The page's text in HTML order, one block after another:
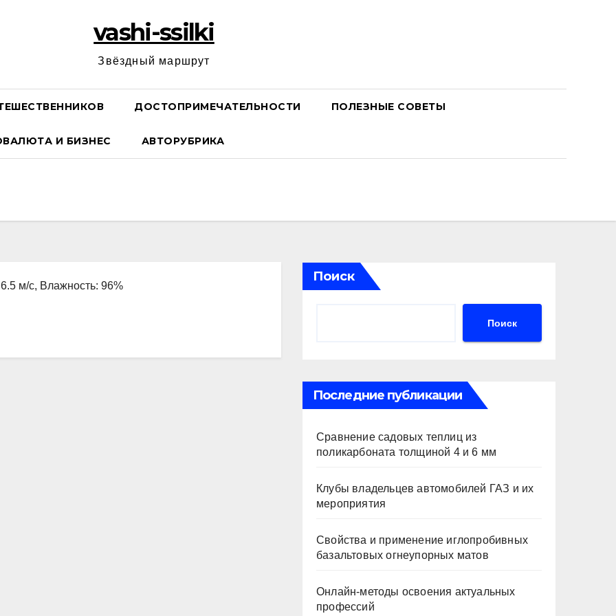
vashi-ssilki
Звёздный маршрут
ДОСТОПРИМЕЧАТЕЛЬНОСТИ ПОЛЕЗНЫЕ СОВЕТЫ
И БИЗНЕС АВТОРУБРИКА
м/с, Влажность: 96%
Поиск
Поиск
Последние публикации
Сравнение садовых теплиц из
поликарбоната толщиной 4 и 6 мм
Клубы владельцев автомобилей ГАЗ и их
мероприятия
Свойства и применение иглопробивных
базальтовых огнеупорных матов
Онлайн-методы освоения актуальных
профессий